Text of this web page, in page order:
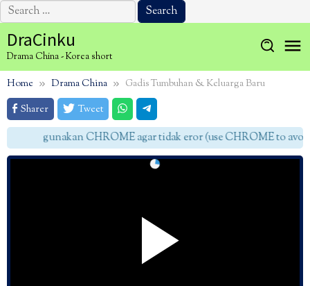
Search
for:
to
content
DraCinku
Drama China - Korea short
Home Drama China
Gadis Tumbuhan & Keluarga Baru
Sharer
Tweet
gunakan CHROME agar tidak eror (use CHROME to